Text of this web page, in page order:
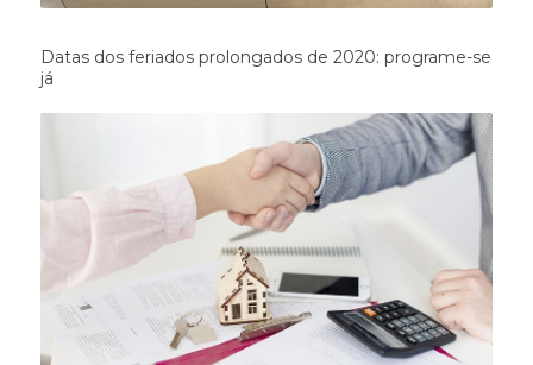
Datas dos feriados prolongados de 2020: programe-se
já